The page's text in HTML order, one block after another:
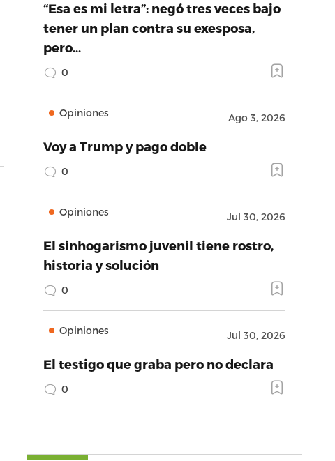
“Esa es mi letra”: negó tres veces bajo
tener un plan contra su exesposa,
pero…
0
Opiniones Ago 3, 2026
Voy a Trump y pago doble
0
Opiniones Jul 30, 2026
El sinhogarismo juvenil tiene rostro,
historia y solución
0
Opiniones Jul 30, 2026
El testigo que graba pero no declara
0